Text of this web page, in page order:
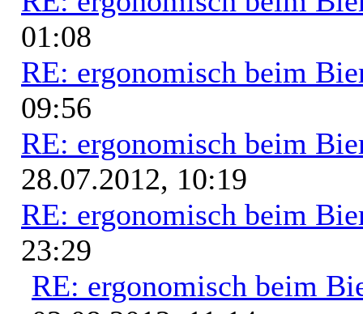
01:08
RE: ergonomisch beim
09:56
RE: ergonomisch beim
28.07.2012, 10:19
RE: ergonomisch beim
23:29
RE: ergonomisch beim